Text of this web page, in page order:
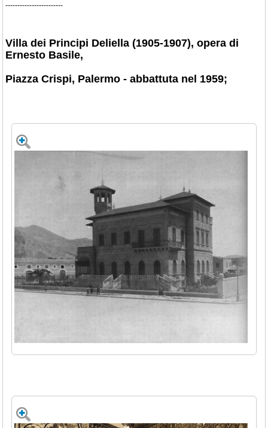
------------------------
Villa dei Principi Deliella (1905-1907), opera di
Ernesto Basile,
Piazza Crispi, Palermo - abbattuta nel 1959;